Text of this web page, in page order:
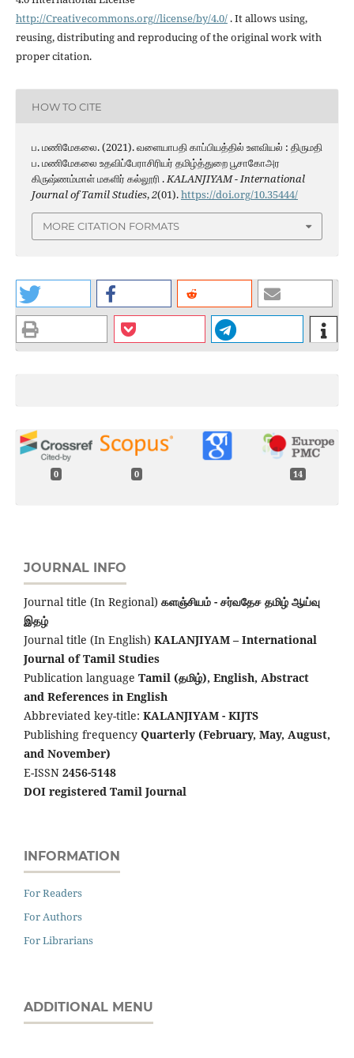
http://Creativecommons.org//license/by/4.0/. It allows using,
reusing, distributing and reproducing of the original work with
proper citation.
HOW TO CITE
ப. மணிமேகலை. (2021). வளையாபதி காப்பியத்தில் உளவியல் : திருமதி
ப. மணிமேகலை உதவிப்பேராசிரியர் தமிழ்த்துறை பூசாகோஅர
கிருஷ்ணம்மாள் மகளிர் கல்லூரி .KALANJIYAM - International
Journal of Tamil Studies,2(01).https://doi.org/10.35444/
MORE CITATION FORMATS
0 0 14
JOURNAL INFO
Journal title (In Regional) களஞ்சியம் - சர்வதேச தமிழ் ஆய்வு
இதழ்
Journal title (In English) KALANJIYAM – International
Journal of Tamil Studies
Publication language Tamil (தமிழ்), English, Abstract
and References in English
Abbreviated key-title: KALANJIYAM - KIJTS
Publishing frequency Quarterly (February, May, August,
and November)
E-ISSN 2456-5148
DOI registered Tamil Journal
INFORMATION
For Readers
For Authors
For Librarians
ADDITIONAL MENU